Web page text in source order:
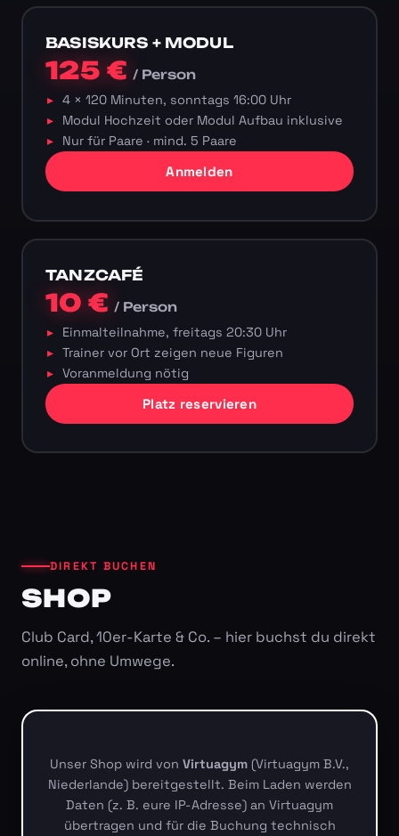
BASISKURS + MODUL
125 €/ Person
4 × 120 Minuten, sonntags 16:00 Uhr
Modul Hochzeit oder Modul Aufbau inklusive
Nur für Paare · mind. 5 Paare
Anmelden
TANZCAFÉ
10 €/ Person
Einmalteilnahme, freitags 20:30 Uhr
Trainer vor Ort zeigen neue Figuren
Voranmeldung nötig
Platz reservieren
DIREKT BUCHEN
SHOP
Club Card, 10er-Karte & Co. – hier buchst du direkt
online, ohne Umwege.
Unser Shop wird von Virtuagym (Virtuagym B.V.,
Niederlande) bereitgestellt. Beim Laden werden
Daten (z. B. eure IP-Adresse) an Virtuagym
übertragen und für die Buchung technisch